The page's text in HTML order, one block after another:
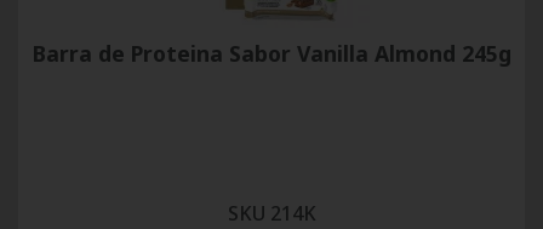
Barra de Proteina Sabor Vanilla Almond 245g
SKU 214K